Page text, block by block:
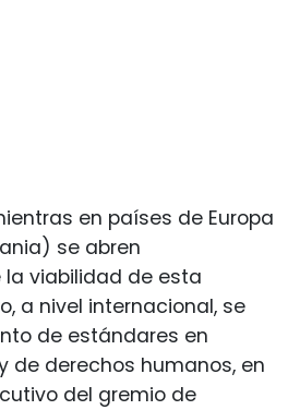
en países de Europa
se abren
viabilidad de esta
a nivel internacional, se
de estándares en
de derechos humanos, en
del gremio de